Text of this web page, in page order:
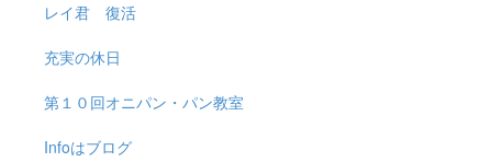
レイ君 復活
充実の休日
第１０回オニパン・パン教室
Infoはブログ